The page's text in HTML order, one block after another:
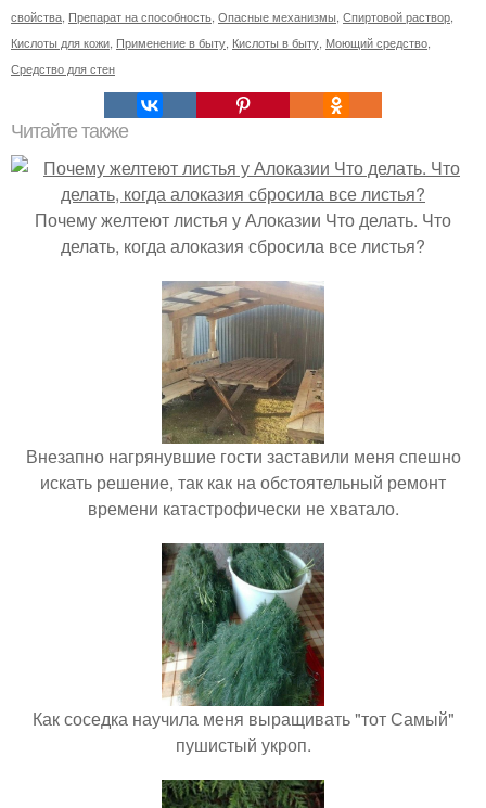
свойства Препарат на способность Опасные механизмы Спиртовой раствор
Кислоты для кожи Применение в быту Кислоты в быту Моющий средство
Средство для стен
Читайте также
Почему желтеют листья у Алоказии Что делать. Что
делать, когда алоказия сбросила все листья?
Внезапно нагрянувшие гости заставили меня спешно
искать решение, так как на обстоятельный ремонт
времени катастрофически не хватало.
Как соседка научила меня выращивать "тот Самый"
пушистый укроп.